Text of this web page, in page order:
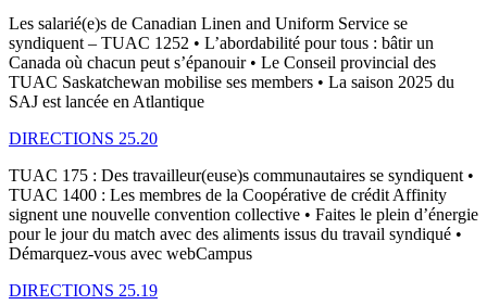
Les salarié(e)s de Canadian Linen and Uniform Service se
syndiquent – TUAC 1252 • L’abordabilité pour tous : bâtir un
Canada où chacun peut s’épanouir • Le Conseil provincial des
TUAC Saskatchewan mobilise ses members • La saison 2025 du
SAJ est lancée en Atlantique
DIRECTIONS 25.20
TUAC 175 : Des travailleur(euse)s communautaires se syndiquent •
TUAC 1400 : Les membres de la Coopérative de crédit Affinity
signent une nouvelle convention collective • Faites le plein d’énergie
pour le jour du match avec des aliments issus du travail syndiqué •
Démarquez-vous avec webCampus
DIRECTIONS 25.19